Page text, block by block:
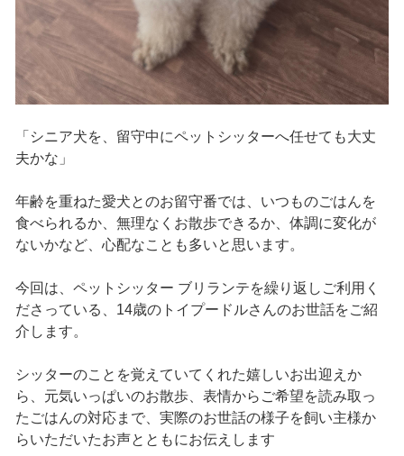
「シニア犬を、留守中にペットシッターへ任せても大丈
夫かな」
年齢を重ねた愛犬とのお留守番では、いつものごはんを
食べられるか、無理なくお散歩できるか、体調に変化が
ないかなど、心配なことも多いと思います。
今回は、ペットシッター ブリランテを繰り返しご利用く
ださっている、14歳のトイプードルさんのお世話をご紹
介します。
シッターのことを覚えていてくれた嬉しいお出迎えか
ら、元気いっぱいのお散歩、表情からご希望を読み取っ
たごはんの対応まで、実際のお世話の様子を飼い主様か
らいただいたお声とともにお伝えします